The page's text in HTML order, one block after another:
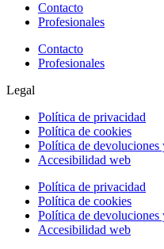
Contacto
Profesionales
Contacto
Profesionales
Legal
Política de privacidad
Política de cookies
Política de devoluciones
Accesibilidad web
Política de privacidad
Política de cookies
Política de devoluciones
Accesibilidad web